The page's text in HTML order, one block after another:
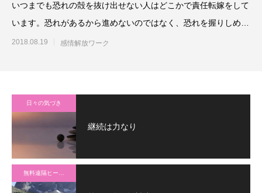
いつまでも恐れの殻を抜け出せない人はどこかで責任転嫁をして
います。恐れがあるから進めないのではなく、恐れを握りしめて
いるのは自分なのです。そ
2018.08.19 感情解放ワーク
日々の気づき
継続は力なり